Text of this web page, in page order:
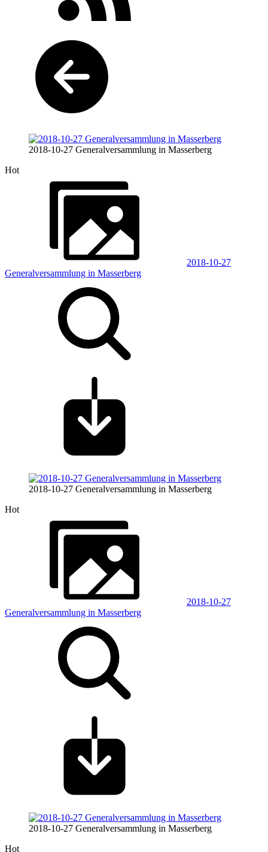
2018-10-27 Generalversammlung in Masserberg
Hot
2018-10-27
Generalversammlung in Masserberg
2018-10-27 Generalversammlung in Masserberg
Hot
2018-10-27
Generalversammlung in Masserberg
2018-10-27 Generalversammlung in Masserberg
Hot